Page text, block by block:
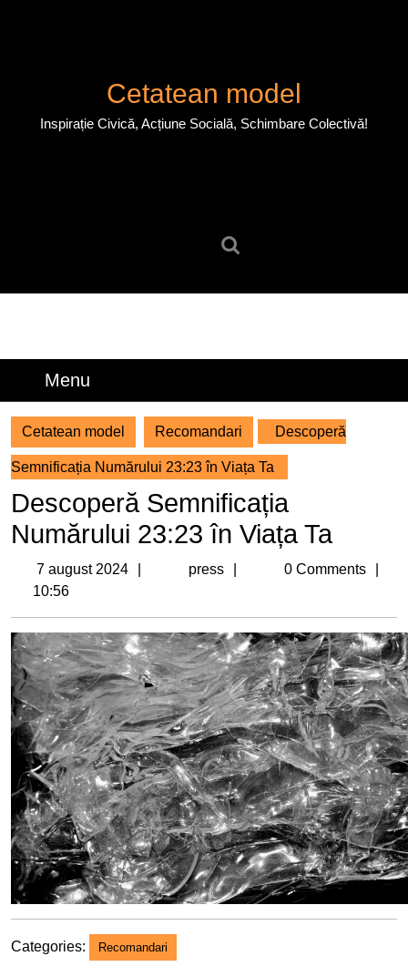
Cetatean model
Inspirație Civică, Acțiune Socială, Schimbare Colectivă!
Menu
Cetatean model Recomandari Descoperă
Semnificația Numărului 23:23 în Viața Ta
Descoperă Semnificația
Numărului 23:23 în Viața Ta
7 august 2024 press press0 Comments
10:56
Categories: Recomandari